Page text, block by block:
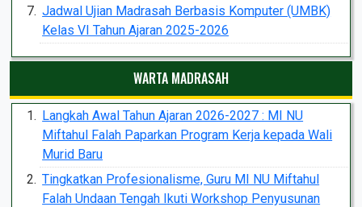
Jadwal Ujian Madrasah Berbasis Komputer (UMBK)
Kelas VI Tahun Ajaran 2025-2026
WARTA MADRASAH
Langkah Awal Tahun Ajaran 2026-2027 : MI NU
Miftahul Falah Paparkan Program Kerja kepada Wali
Murid Baru
Tingkatkan Profesionalisme, Guru MI NU Miftahul
Falah Undaan Tengah Ikuti Workshop Penyusunan